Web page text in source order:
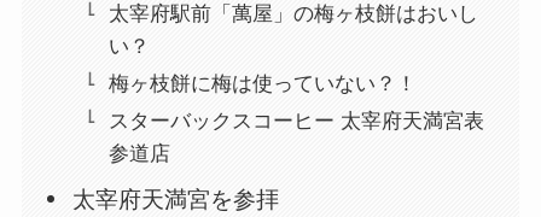
太宰府駅前「萬屋」の梅ヶ枝餅はおいし
い？
梅ヶ枝餅に梅は使っていない？！
スターバックスコーヒー 太宰府天満宮表
参道店
太宰府天満宮を参拝